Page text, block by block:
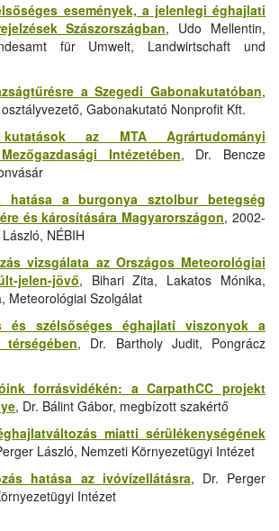
események, a jelenlegi éghajlati
Szászországban, Udo Mellentin,
für Umwelt, Landwirtschaft und
a Szegedi Gabonakutatóban,
Gabonakutató Nonprofit Kft.
kutatások az MTA Agrártudományi
Intézetében, Dr. Bencze
hatása a burgonya sztolbur betegség
és károsítására Magyarországon, 2002-
NÉBIH
vizsgálata az Országos Meteorológiai
jelen-jövő, Bihari Zita, Lakatos Mónika,
Meteorológiai Szolgálat
és szélsőséges éghajlati viszonyok a
térségében, Dr. Bartholy Judit, Pongrácz
forrásvidékén: a CarpathCC projekt
, Dr. Bálint Gábor, megbízott szakértő
miatti sérülékenységének
László, Nemzeti Környezetügyi Intézet
hatása az ivóvízellátásra, Dr. Perger
Intézet